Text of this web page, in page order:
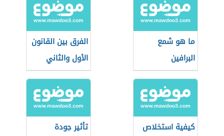
ما هو شمع
البرافين
الفرق بين القانون
الأول والثاني
للديناميكا الحرارية
كيفية استخلاص
تأثير جودة